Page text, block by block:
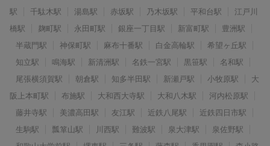
駅
千駄木駅 湯島駅 赤坂駅 乃木坂駅 平和台駅
江戸川
橋駅
麹町駅 永田町駅 銀座一丁目駅 新富町駅
豊洲駅
半蔵門駅
神保町駅 麻布十番駅 白金高輪駅
希望ヶ丘駅
知立駅
鳴海駅 新清洲駅 名鉄一宮駅 黒笹駅
名和駅
尾張横須賀駅
朝倉駅 知多半田駅 新瀬戸駅 小牧原駅
大
阪上本町駅
布施駅 大和西大寺駅 大和八木駅
河内松原駅
藤井寺駅
美濃高田駅 友江駅 近鉄八尾駅
近鉄四日市駅
生駒駅
瓢箪山駅 川西駅 難波駅 泉大津駅
泉佐野駅